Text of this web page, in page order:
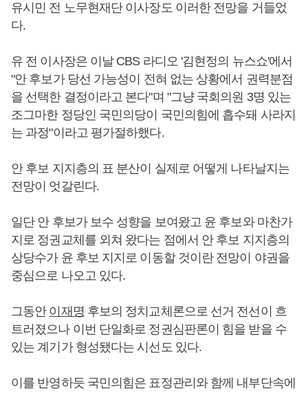
유시민 전 노무현재단 이사장도 이러한 전망을 거들었
다.
유 전 이사장은 이날 CBS 라디오 '김현정의 뉴스쇼'에서
"안 후보가 당선 가능성이 전혀 없는 상황에서 권력분점
을 선택한 결정이라고 본다"며 "그냥 국회의원 3명 있는
조그마한 정당인 국민의당이 국민의힘에 흡수돼 사라지
는 과정"이라고 평가절하했다.
안 후보 지지층의 표 분산이 실제로 어떻게 나타날지는
전망이 엇갈린다.
일단 안 후보가 보수 성향을 보여왔고 윤 후보와 마찬가
지로 정권교체를 외쳐 왔다는 점에서 안 후보 지지층의
상당수가 윤 후보 지지로 이동할 것이란 전망이 야권을
중심으로 나오고 있다.
그동안 이재명 후보의 정치교체론으로 선거 전선이 흐
트러졌으나 이번 단일화로 정권심판론이 힘을 받을 수
있는 계기가 형성됐다는 시선도 있다.
이를 반영하듯 국민의힘은 표정관리와 함께 내부단속에